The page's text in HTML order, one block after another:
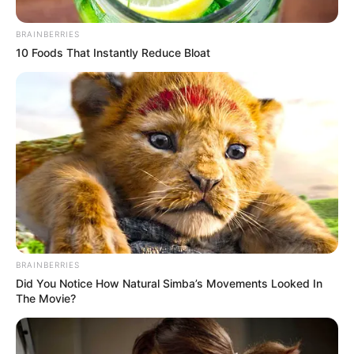
En cuanto el dueño del camión abandonó el
placas WFH-259
, los ladrones, que llegaron en un carro
BRAINBERRIES
10 Foods That Instantly Reduce Bloat
BRAINBERRIES
Did You Notice How Natural Simba’s Movements Looked In
The Movie?